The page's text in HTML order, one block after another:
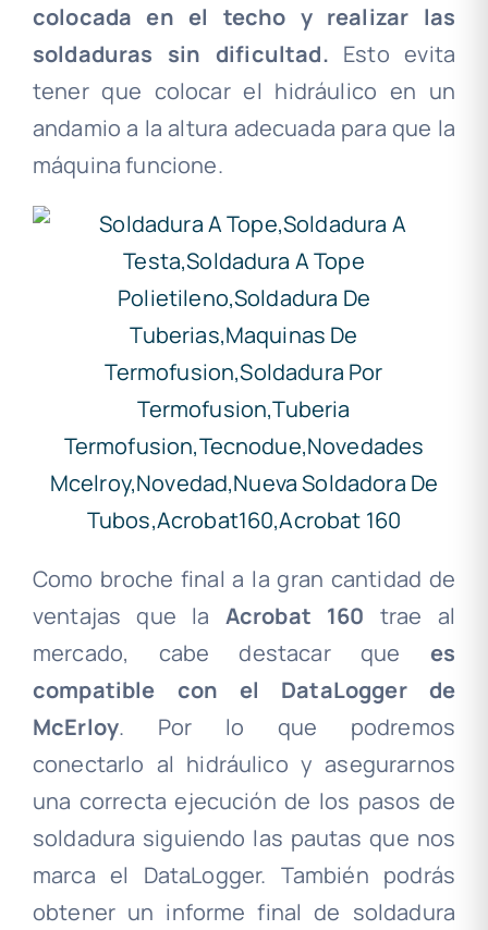
colocada en el techo y realizar las
soldaduras sin dificultad. Esto evita
tener que colocar el hidráulico en un
andamio a la altura adecuada para que la
máquina funcione.
Como broche final a la gran cantidad de
ventajas que la Acrobat 160 trae al
mercado, cabe destacar que es
compatible con el DataLogger de
McErloy. Por lo que podremos
conectarlo al hidráulico y asegurarnos
una correcta ejecución de los pasos de
soldadura siguiendo las pautas que nos
marca el DataLogger. También podrás
obtener un informe final de soldadura